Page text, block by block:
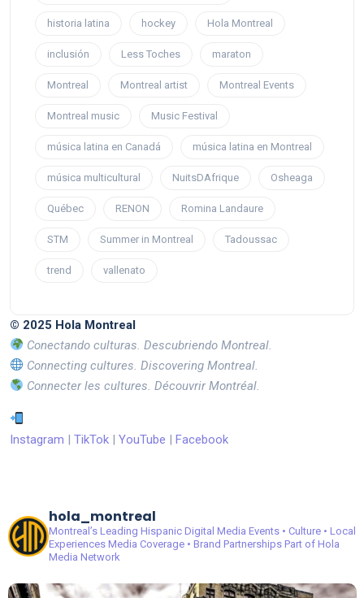
historia latina hockey Hola Montreal
inclusión Less Toches maraton
Montreal Montreal artist Montreal Events
Montreal music Music Festival
música latina en Canadá música latina en Montreal
música multicultural NuitsDAfrique Osheaga
Québec RENON Romina Landaure
STM Summer in Montreal Tadoussac
trend vallenato
© 2025 Hola Montreal
Conectando culturas. Descubriendo Montreal.
Connecting cultures. Discovering Montreal.
Connecter les cultures. Découvrir Montréal.
Instagram | TikTok | YouTube | Facebook
hola_montreal
Montreal’s Leading Hispanic Digital Media Events • Culture • Local
ExperiencesMedia Coverage • Brand PartnershipsPart of Hola
Media Network